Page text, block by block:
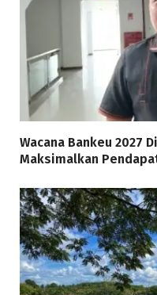
Wacana Bankeu 2027
Maksimalkan